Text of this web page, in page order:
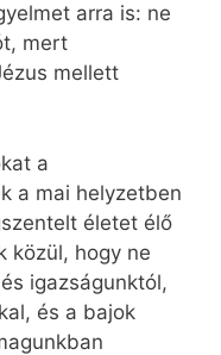
arra is: ne
mert
mellett
a
a mai helyzetben
életet élő
közül, hogy ne
igazságunktól,
és a bajok